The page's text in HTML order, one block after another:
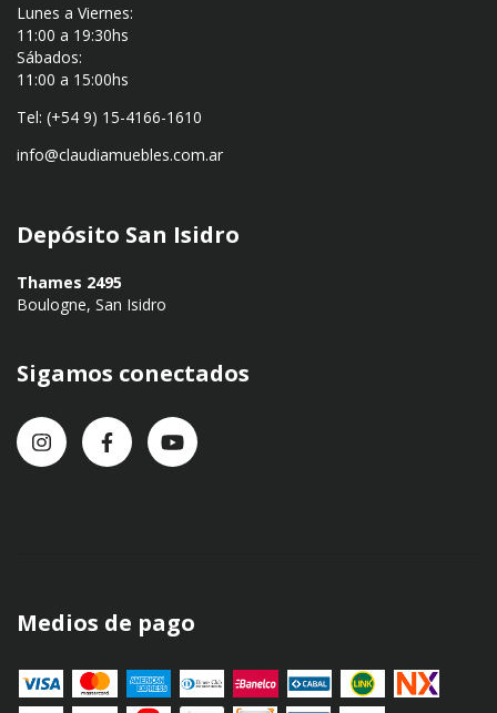
Lunes a Viernes:
11:00 a 19:30hs
Sábados:
11:00 a 15:00hs
Tel: (+54 9) 15-4166-1610
info@claudiamuebles.com.ar
Depósito San Isidro
Thames 2495
Boulogne, San Isidro
Sigamos conectados
Medios de pago